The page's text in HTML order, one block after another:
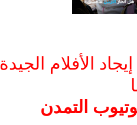
الأفلام الجيدة
التمدن